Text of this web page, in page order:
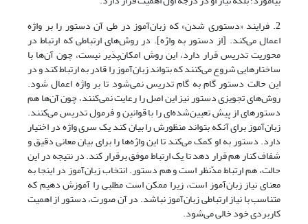
2. فرایند «دستوری شدن» که زبان‌آموز در طی آن دستور را بر واژه
اعمال می‌کند. [از دستور به واژه]. در روش‌های ارتباطی که ارتباط در
محوریت تدریس قرار دارد، این روش امکان‌پذیر نیست، چون آن‌ها با
ساختارهایی شروع می‌کنند که بتواند زبان‌آموز را قادر به ارتباط کند و در
این حالت دستور گام به گام تدریس نمی‌شود تا بر واژه اعمال شود.
روش‌های تجویزی دستور نیز این اصل را رعایت نمی‌کنند، چون آن‌ها هم
دستورهای از پیش تعیین‌شده‌ای را با قوانین و فرمول تدریس می‌کنند.
زبان‌آموز برای آنکه بتواند منظورش را بیان کند یک سری واژه در اختیار
دارد. دستور به او کمک می‌کند تا این واژه‌‌ها را برای بیان معانی دقیق و
شفاف کنار هم قرار دهد تا یک ارتباط موفق برقرار کند. در نتیجه در این
حالت، هم ارتباط مدّنظر است و هم دستور. انتخاب زبان‌آموز در اینجا به
معنای نیاز زبان‌آموز است، زیرا ممکن است مطلبی را آموزش دهیم که
متناسب با نیاز ارتباطی زبان‌آموز نباشد. در آن صورت، دستور از اهمیت
کاربردی خود خالی می‌شود.